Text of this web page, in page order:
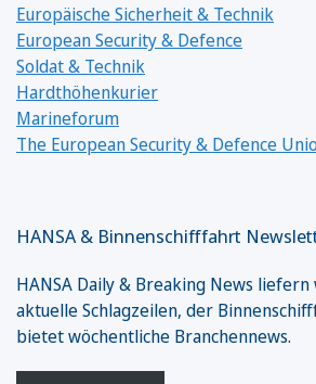
Europäische Sicherheit & Technik
European Security & Defence
Soldat & Technik
Hardthöhenkurier
Marineforum
The European Security & Defence
HANSA & Binnenschifffahrt
HANSA Daily & Breaking News
aktuelle Schlagzeilen, der
bietet wöchentliche Branchennews.